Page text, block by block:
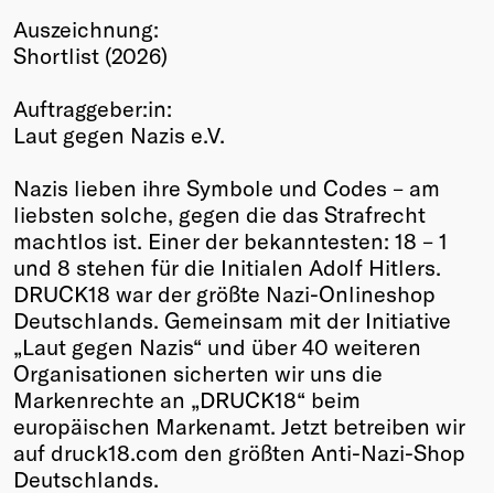
Winners
2026
Annual
Auszeichnung:
Shortlist (2026)
Auftraggeber:in:
Laut gegen Nazis e.V.
Nazis lieben ihre Symbole und Codes – am
liebsten solche, gegen die das Strafrecht
machtlos ist. Einer der bekanntesten: 18 – 1
und 8 stehen für die Initialen Adolf Hitlers.
DRUCK18 war der größte Nazi-Onlineshop
Deutschlands. Gemeinsam mit der Initiative
„Laut gegen Nazis“ und über 40 weiteren
Organisationen sicherten wir uns die
Markenrechte an „DRUCK18“ beim
europäischen Markenamt. Jetzt betreiben wir
auf druck18.com den größten Anti-Nazi-Shop
Deutschlands.